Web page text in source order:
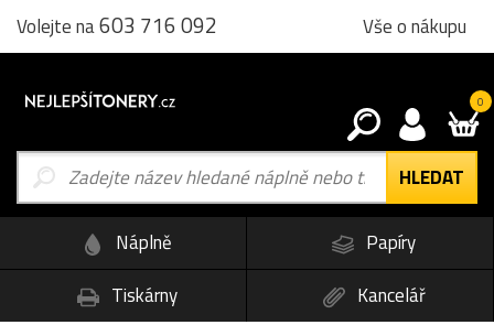
Volejte na603 716 092 Vše o nákupu
0
Náplně
Papíry
Tiskárny
Kancelář